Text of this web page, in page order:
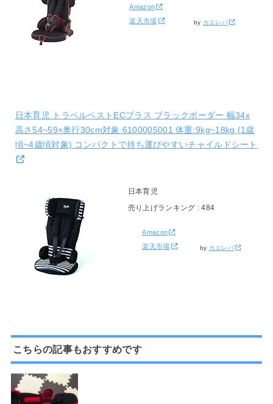
Amazon
楽天市場
by カエレバ
日本育児 トラベルベストECプラス ブラックボーダー 幅34x
高さ54~59×奥行30cm対象 6100005001 体重:9kg~18kg (1歳
頃~4歳頃対象) コンパクトで持ち運びやすいチャイルドシート
日本育児
売り上げランキング : 484
Amazon
楽天市場
by カエレバ
こちらの記事もおすすめです